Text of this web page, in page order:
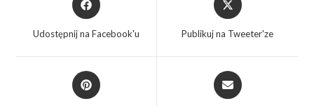
Udostępnij na Facebook'u Publikuj na Tweeter'ze